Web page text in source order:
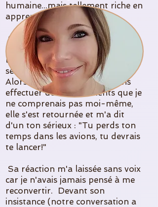
humaine...mais tellement riche en
apprentissages!
C'est au cours d'une escale
qu'une collègue me demanda de
la soulager d'un mal de dos,
séquelle d'un accident de moto.
Alors que je laissais mes mains
effectuer des mouvements que je
ne comprenais pas moi-même,
elle s'est retournée et m'a dit
d'un ton sérieux : "Tu perds ton
temps dans les avions, tu devrais
te lancer!"
Sa réaction m'a laissée sans voix
car je n'avais jamais pensé à me
reconvertir. Devant son
insistance (notre conversation a